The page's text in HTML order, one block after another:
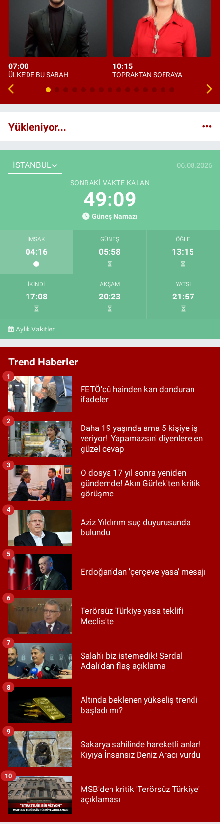
07:00
ÜLKE'DE BU SABAH
10:15
TOPRAKTAN SOFRAYA
Yükleniyor...
İSTANBUL 06.08.2026
SONRAKI VAKTE KALAN
49:08
Güneş Namazı
İMSAK
04:16
GÜNEŞ
05:58
ÖĞLE
13:15
İKINDI
17:08
AKŞAM
20:23
YATSI
21:57
Aylık Vakitler
Trend Haberler
FETÖ'cü hainden kan donduran
ifadeler
1
Daha 19 yaşında ama 5 kişiye iş
veriyor! 'Yapamazsın' diyenlere en
güzel cevap
2
O dosya 17 yıl sonra yeniden
gündemde! Akın Gürlek'ten kritik
görüşme
3
Aziz Yıldırım suç duyurusunda
bulundu
4
Erdoğan'dan 'çerçeve yasa' mesajı
5
Terörsüz Türkiye yasa teklifi
Meclis'te
6
Salah'ı biz istemedik! Serdal
Adalı'dan flaş açıklama
7
Altında beklenen yükseliş trendi
başladı mı?
8
Sakarya sahilinde hareketli anlar!
Kıyıya İnsansız Deniz Aracı vurdu
9
MSB'den kritik 'Terörsüz Türkiye'
açıklaması
10